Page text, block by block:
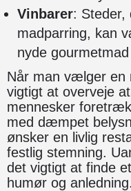
Vinbarer: Steder,
madparring, kan
nyde
Når man vælger en
vigtigt at overveje
mennesker
med dæmpet
ønsker en livlig
festlig stemning.
det vigtigt at finde
humør og anledning.